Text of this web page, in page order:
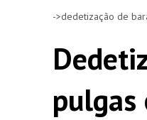
->dedetização de
pulgas